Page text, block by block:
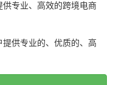
专业、高效的跨境电商
供专业的、优质的、高